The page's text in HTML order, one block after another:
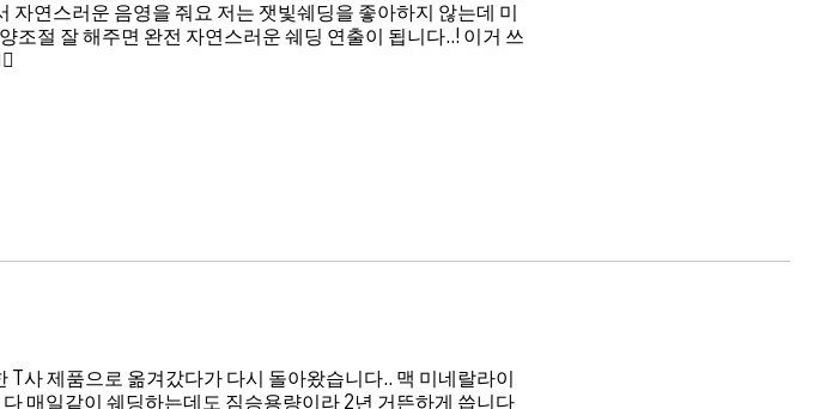
연스러운 음영을 줘요 저는 잿빛쉐딩을 좋아하지 않는데 미
절 잘 해주면 완전 자연스러운 쉐딩 연출이 됩니다..! 이거 쓰
사 제품으로 옮겨갔다가 다시 돌아왔습니다.. 맥 미네랄라이
매일같이 쉐딩하는데도 짐승용량이라 2년 거뜬하게 씁니다